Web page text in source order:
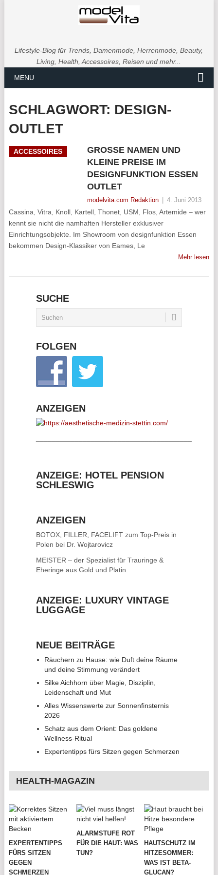
Lifestyle-Blog für Trends, Damenmode, Herrenmode, Beauty,
Living, Health, Accessoires, Reisen und mehr...
MENU
SCHLAGWORT: DESIGN-
OUTLET
ACCESSOIRES
GROSSE NAMEN UND K
LEINE PREISE IM D
ESIGNFUNKTION ESSEN O
UTLET
modelvita.com Redaktion 4. Juni 2013
Cassina, Vitra, Knoll, Kartell, Thonet, USM, Flos, Artemide – wer
kennt sie nicht die namhaften Hersteller exklusiver
Einrichtungsobjekte. Im Showroom von designfunktion Essen
bekommen Design-Klassiker von Eames, Le
Mehr lesen
SUCHE
FOLGEN
ANZEIGEN
ANZEIGE: HOTEL PENSION
SCHLESWIG
ANZEIGEN
BOTOX, FILLER, FACELIFTzum Top-Preis in
Polen bei Dr. Wojtarovicz
MEISTER – der Spezialist für Trauringe &
Eheringe aus Gold und Platin.
ANZEIGE: LUXURY VINTAGE
LUGGAGE
NEUE BEITRÄGE
Räuchern zu Hause: wie Duft deine Räume
und deine Stimmung verändert
Silke Aichhorn über Magie, Disziplin,
Leidenschaft und Mut
Alles Wissenswerte zur Sonnenfinsternis
2026
Schatz aus dem Orient: Das goldene
Wellness-Ritual
Expertentipps fürs Sitzen gegen Schmerzen
HEALTH-MAGAZIN
EXPERTENTIPPS
FÜRS SITZEN
GEGEN
SCHMERZEN
ALARMSTUFE ROT
FÜR DIE HAUT: WAS
TUN?
HAUTSCHUTZ IM
HITZESOMMER:
WAS IST BETA-
GLUCAN?